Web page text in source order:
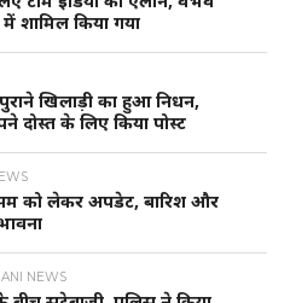
शामिल किया गया
खिलाड़ी का हुआ निधन,
दोस्त के लिए किया पोस्ट
को लेकर अपडेट, बारिश और
NEWS